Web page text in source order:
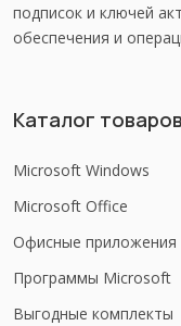
подписок и ключей
обеспечения и
Каталог товаров
Microsoft Windows
Microsoft Office
Офисные приложения
Программы Microsoft
Выгодные комплекты